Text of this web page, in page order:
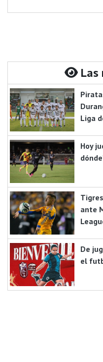
Las
Liga
Hoy
ante
De
el